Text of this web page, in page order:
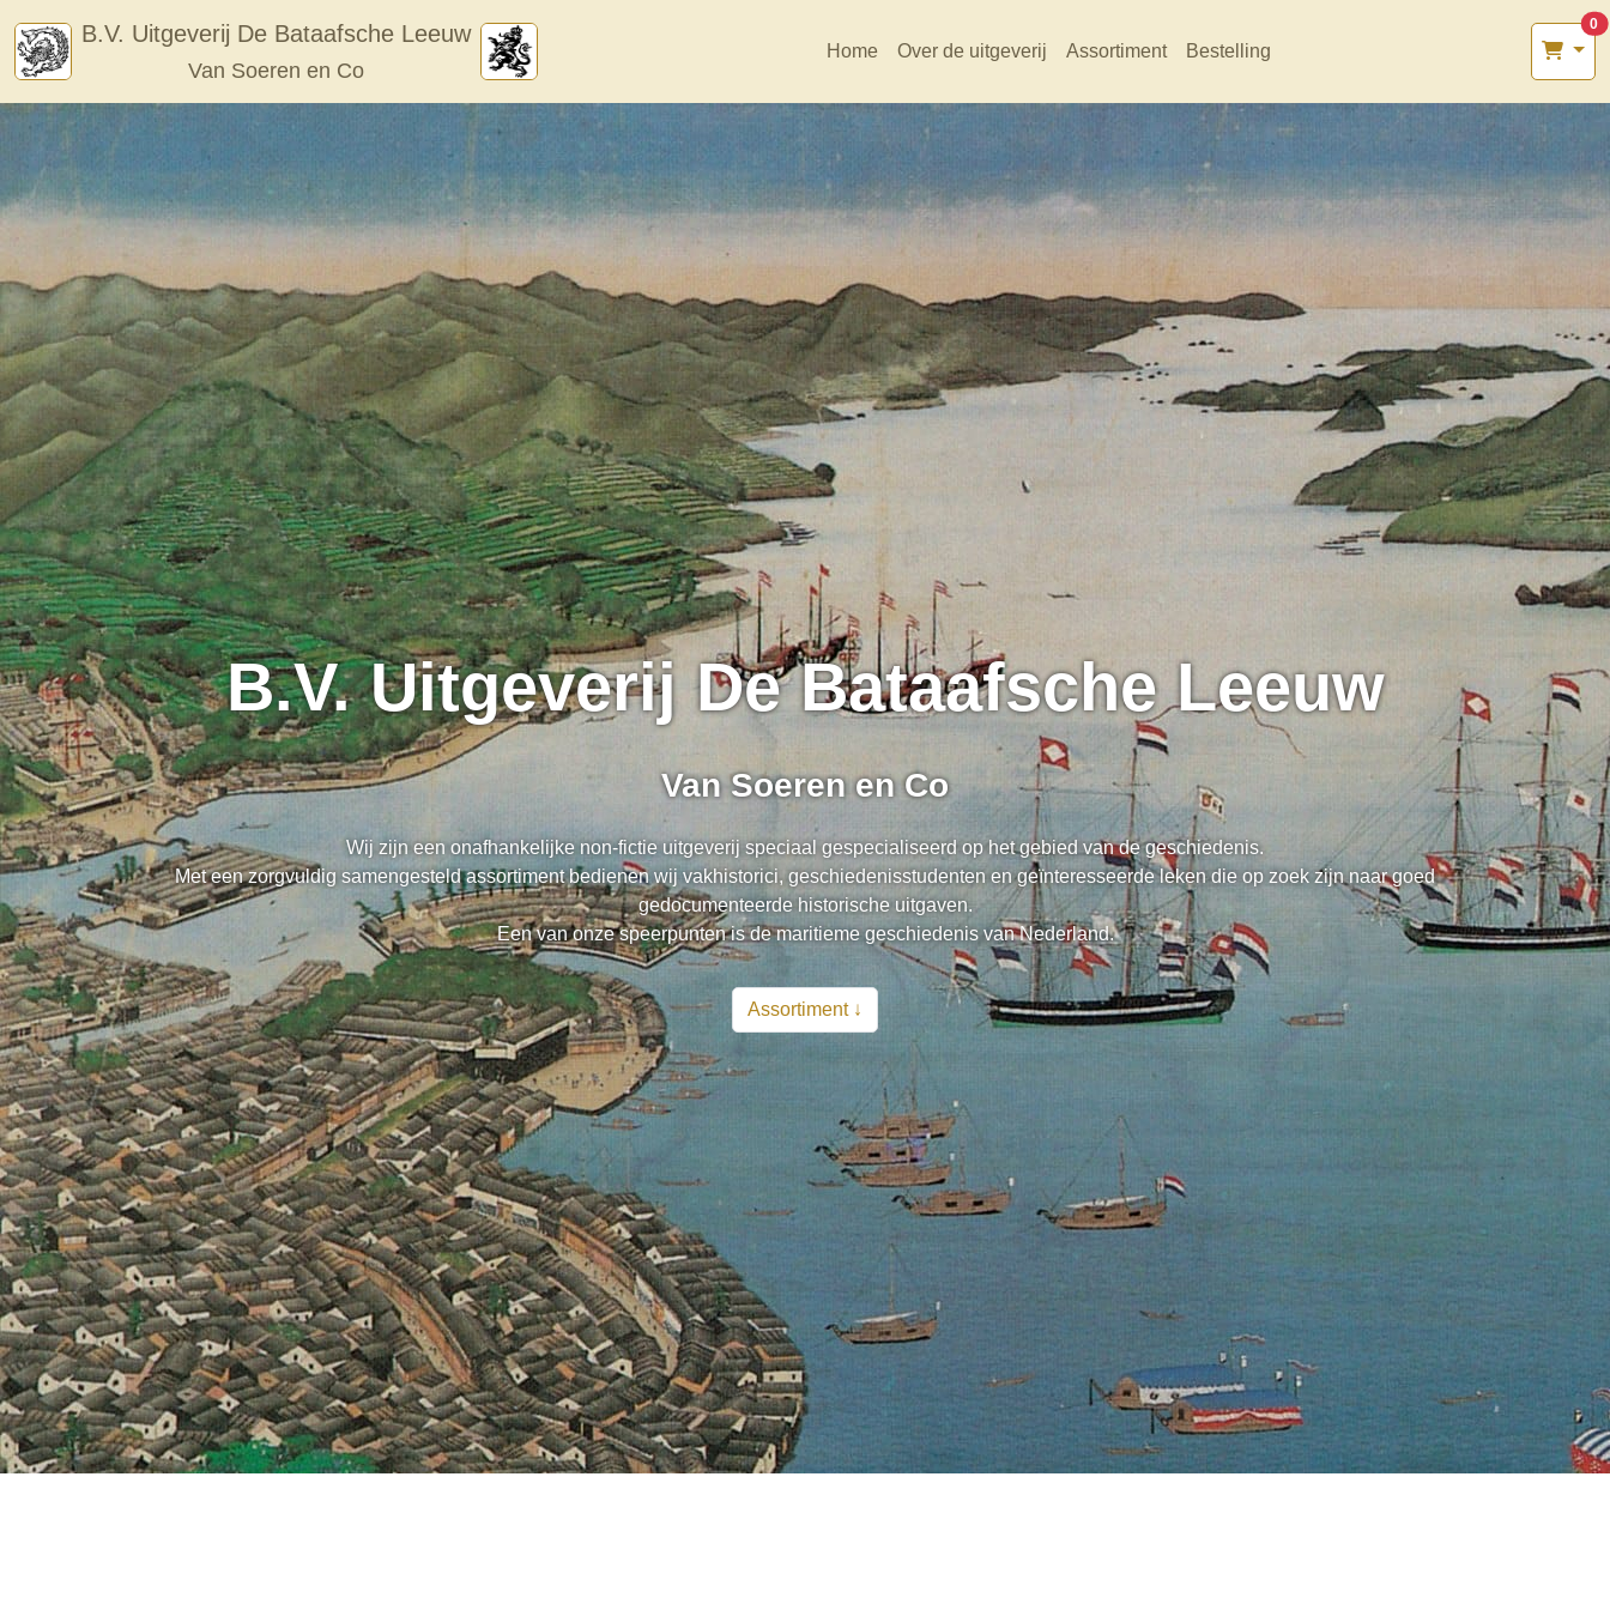
content
B.V. Uitgeverij De Bataafsche Leeuw
Van Soeren en Co
Home Over de uitgeverij Assortiment Bestelling
0
B.V. Uitgeverij De Bataafsche Leeuw
Van Soeren en Co
Wij zijn een onafhankelijke non-fictie uitgeverij speciaal gespecialiseerd op het gebied van de geschiedenis.
Met een zorgvuldig samengesteld assortiment bedienen wij vakhistorici, geschiedenisstudenten en geïnteresseerde leken die op zoek zijn naar goed
gedocumenteerde historische uitgaven.
Een van onze speerpunten is de maritieme geschiedenis van Nederland.
Assortiment ↓